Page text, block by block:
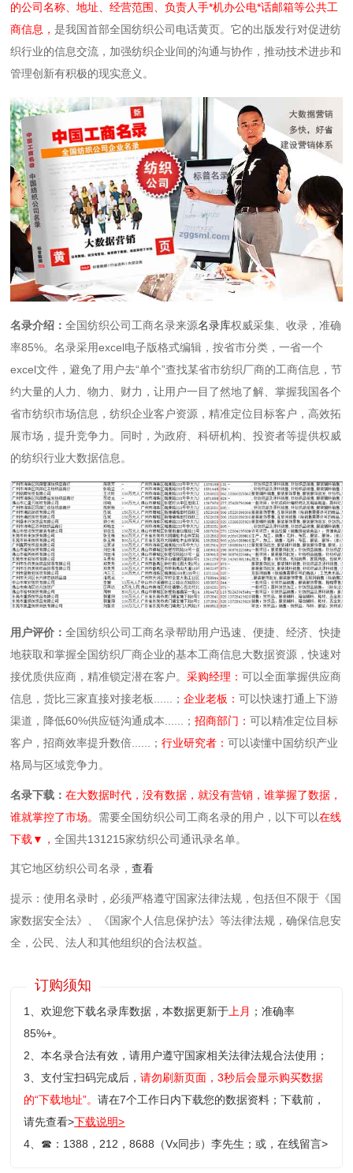
的公司名称、地址、经营范围、负责人手*机办公电*话邮箱等公共工
商信息，是我国首部全国纺织公司电话黄页。它的出版发行对促进纺
织行业的信息交流，加强纺织企业间的沟通与协作，推动技术进步和
管理创新有积极的现实意义。
名录介绍：全国纺织公司工商名录来源名录库权威采集、收录，准确
率85%。名录采用excel电子版格式编辑，按省市分类，一省一个
excel文件，避免了用户去“单个”查找某省市纺织厂商的工商信息，节
约大量的人力、物力、财力，让用户一目了然地了解、掌握我国各个
省市纺织市场信息，纺织企业客户资源，精准定位目标客户，高效拓
展市场，提升竞争力。同时，为政府、科研机构、投资者等提供权威
的纺织行业大数据信息。
用户评价：全国纺织公司工商名录帮助用户迅速、便捷、经济、快捷
地获取和掌握全国纺织厂商企业的基本工商信息大数据资源，快速对
接优质供应商，精准锁定潜在客户。采购经理：可以全面掌握供应商
信息，货比三家直接对接老板......；企业老板：可以快速打通上下游
渠道，降低60%供应链沟通成本......；招商部门：可以精准定位目标
客户，招商效率提升数倍......；行业研究者：可以读懂中国纺织产业
格局与区域竞争力。
名录下载：在大数据时代，没有数据，就没有营销，谁掌握了数据，
谁就掌控了市场。 需要全国纺织公司工商名录的用户，以下可以在线
下载▼，全国共131215家纺织公司通讯录名单。
其它地区纺织公司名录，查看
提示：使用名录时，必须严格遵守国家法律法规，包括但不限于《国
家数据安全法》、《国家个人信息保护法》等‌法律法规，确保信息安
全，公民、法人和其他组织的合法权益。
订购须知
1、欢迎您下载名录库数据，本数据更新于 上月 ；准确率
85%+。
2、本名录合法有效，请用户遵守国家相关法律法规合法使用；
3、支付宝扫码完成后，请勿刷新页面，3秒后会显示购买数据
的“下载地址”。请在7个工作日内下载您的数据资料；下载前，
请先查看>下载说明>
4、 ☎ ：1388，212，8688（Vx同步）李先生；或，在线留言>